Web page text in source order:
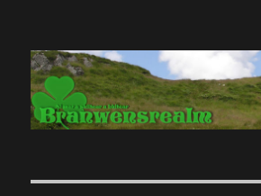
Branwensrealm.com